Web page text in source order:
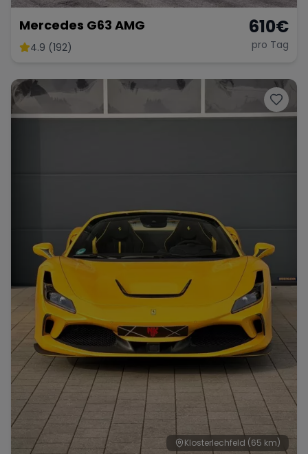
Mercedes G63 AMG
4.9 (192)
610€
pro Tag
Klosterlechfeld (65 km)